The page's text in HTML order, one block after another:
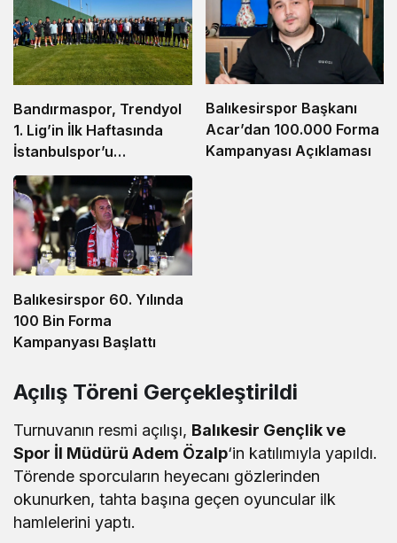
Bandırmaspor, Trendyol
1. Lig’in İlk Haftasında
İstanbulspor’u
Ağırlamaya Hazırlanıyor
Balıkesirspor Başkanı
Acar’dan 100.000 Forma
Kampanyası Açıklaması
Balıkesirspor 60. Yılında
100 Bin Forma
Kampanyası Başlattı
Açılış Töreni Gerçekleştirildi
Turnuvanın resmi açılışı, Balıkesir Gençlik ve
Spor İl Müdürü Adem Özalp‘in katılımıyla yapıldı.
Törende sporcuların heyecanı gözlerinden
okunurken, tahta başına geçen oyuncular ilk
hamlelerini yaptı.